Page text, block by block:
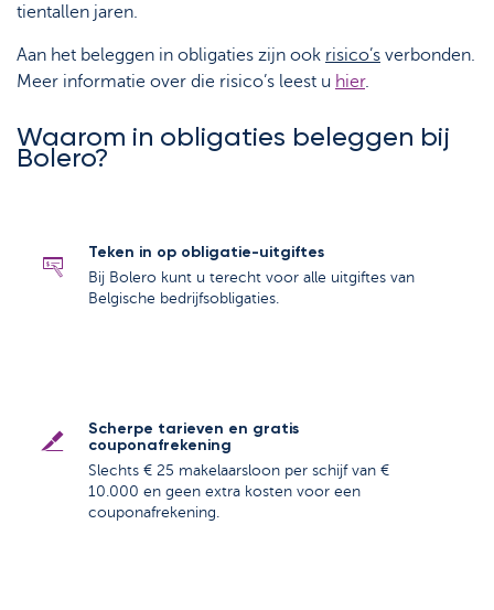
tientallen jaren.
Aan het beleggen in obligaties zijn ook risico’s verbonden.
Meer informatie over die risico’s leest u hier.
Waarom in obligaties beleggen bij
Bolero?
Teken in op obligatie-uitgiftes
Bij Bolero kunt u terecht voor alle uitgiftes van
Belgische bedrijfsobligaties.
Scherpe tarieven en gratis
couponafrekening
Slechts € 25 makelaarsloon per schijf van €
10.000 en geen extra kosten voor een
couponafrekening.